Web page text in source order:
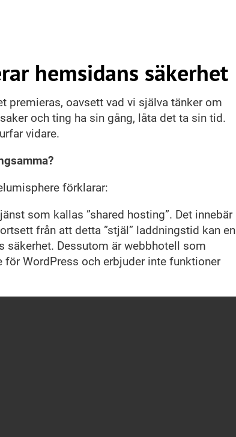
hemsidans säkerhet
premieras, oavsett vad vi själva tänker om
och ting ha sin gång, låta det ta sin tid.
vidare.
förklarar:
som kallas ”shared hosting”. Det innebär
från att detta ”stjäl” laddningstid kan en
Dessutom är webbhotell som
WordPress och erbjuder inte funktioner